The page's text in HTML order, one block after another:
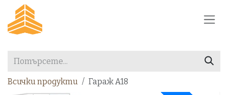
Преминете към съдържание
Всички продукти Гараж А18